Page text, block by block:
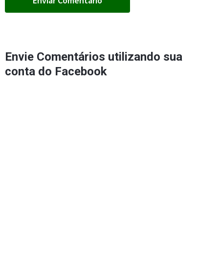
Envie Comentários utilizando sua
conta do Facebook